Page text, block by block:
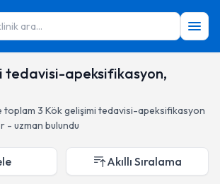
ara...
tedavisi-apeksifikasyon,
toplam 3 Kök gelişimi tedavisi-apeksifikasyon
- uzman bulundu
Akıllı Sıralama